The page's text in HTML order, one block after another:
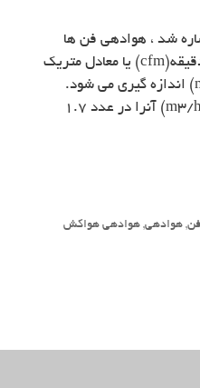
شد ، هوادهی فن ها
معمولا برمبنای فوت مکعب بر دقیقه(cfm) یا معادل متریک
آن متر مکعب بر ساعت(m3/hr) اندازه گیری می شود.
برای تبدیل واحد (cfm)به (m3/hr) آنرا در عدد ۱.۷
, هوادهی, هوادهی هواکش